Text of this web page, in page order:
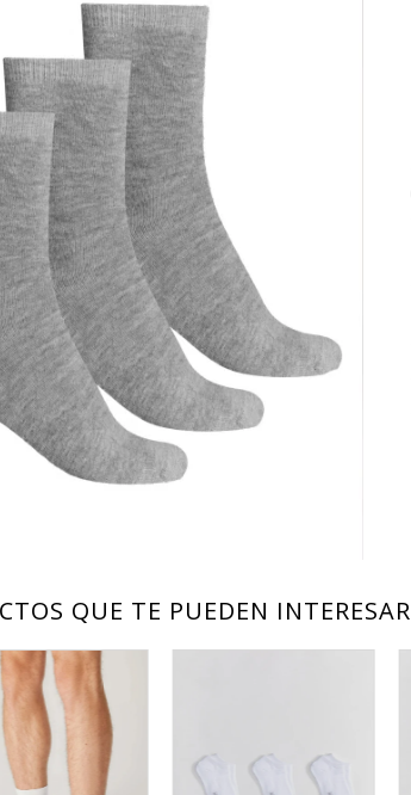
QUE TE PUEDEN INTERESAR